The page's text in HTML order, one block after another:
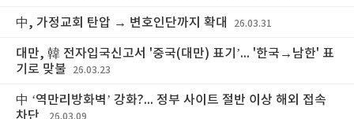
中, 가정교회 탄압 → 변호인단까지 확대 26.03.31
대만, 韓 전자입국신고서 '중국(대만) 표기’... '한국→남한' 표
기로 맞불
26.03.23
中 ‘역만리방화벽’ 강화?... 정부 사이트 절반 이상 해외 접속
차단
26.03.09